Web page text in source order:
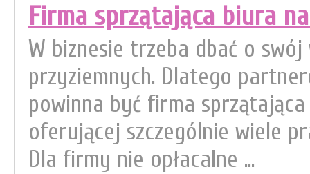
Firma sprzątająca biura
W biznesie trzeba dbać o
przyziemnych. Dlatego
powinna być firma
oferującej szczególnie wiele
Dla firmy nie opłacalne ...